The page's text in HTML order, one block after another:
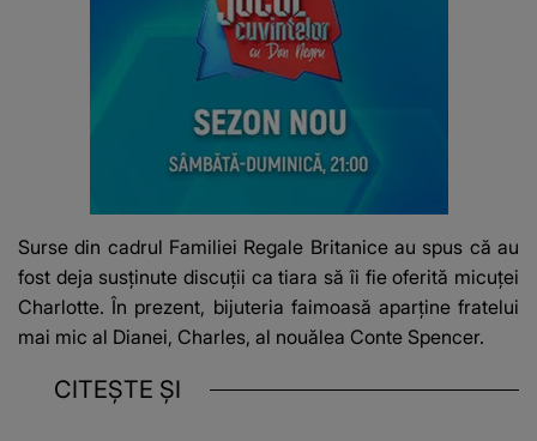
Surse din cadrul Familiei Regale Britanice au spus că au
fost deja susținute discuții ca tiara să îi fie oferită micuței
Charlotte. În prezent, bijuteria faimoasă aparține fratelui
mai mic al Dianei, Charles, al nouălea Conte Spencer.
CITEȘTE ȘI